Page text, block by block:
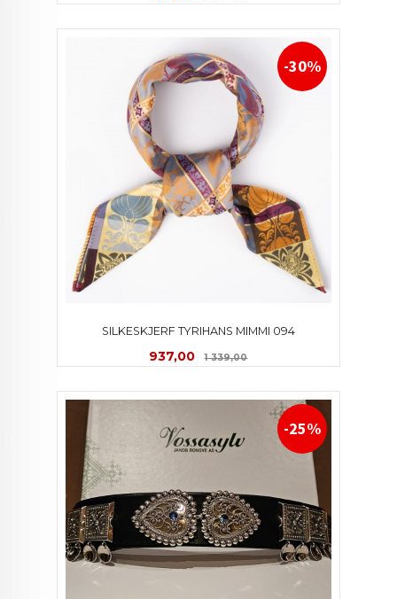
SILKESKJERF TYRIHANS MIMMI 094
Tilbud
937,00 1 339,00Rabatt
-30%
-25%